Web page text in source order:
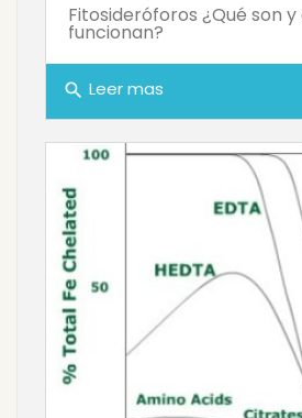
Fitosideróforos ¿Qué son
funcionan?
search Leer mas